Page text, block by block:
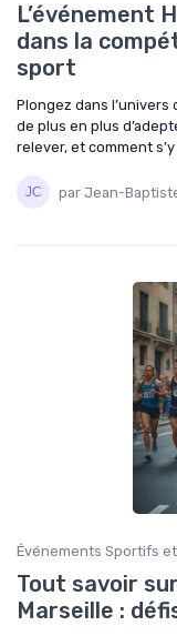
L’événement
dans la
sport
Plongez dans
de plus en plus
relever, et comment
par Jean-
Événements Sportifs
Tout savoir
Marseille :